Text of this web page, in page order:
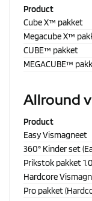
Product
Cube X™ pakket
Megacube X™
CUBE™ pakket
MEGACUBE™
Allround
Product
Easy Vismagneet
360° Kinder set
Prikstok pakket
Hardcore
Pro pakket